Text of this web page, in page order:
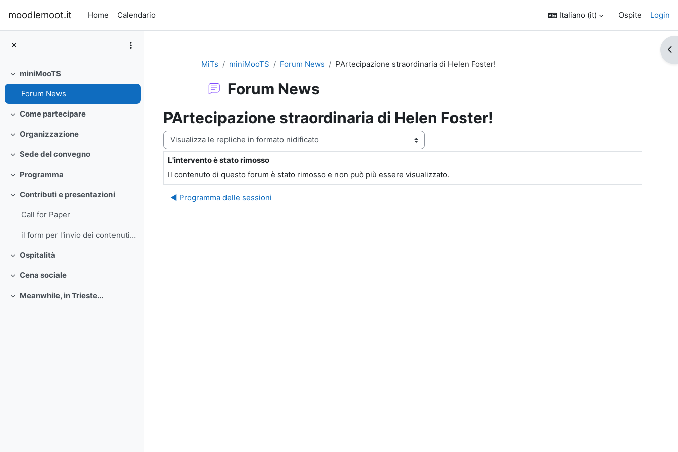
moodlemoot.it Home Calendario Italiano ‎(it)‎ Ospite Login
Minimizza
miniMooTS
Forum News
Minimizza
Come partecipare
Minimizza
Organizzazione
Minimizza
Sede del convegno
Minimizza
Programma
Minimizza
Contributi e presentazioni
Call for Paper
il form per l'invio dei contenuti sarà disponibile...
Minimizza
Ospitalità
Minimizza
Cena sociale
Minimizza
Meanwhile, in Trieste...
MiTs
miniMooTS Forum News PArtecipazione straordinaria di Helen Foster!
Forum News
PArtecipazione straordinaria di Helen Foster!
Modalità visualizzazione
L'intervento è stato rimosso
Numero di risposte: 0
Il contenuto di questo forum è stato rimosso e non può più essere visualizzato.
◀︎ Programma delle sessioni